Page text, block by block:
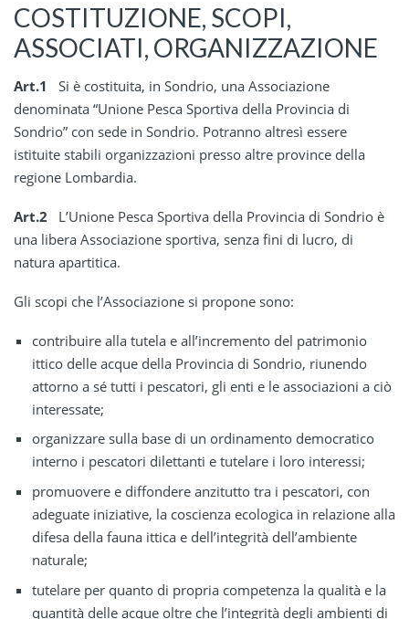
COSTITUZIONE, SCOPI,
ASSOCIATI, ORGANIZZAZIONE
Art.1 Si è costituita, in Sondrio, una Associazione
denominata “Unione Pesca Sportiva della Provincia di
Sondrio” con sede in Sondrio. Potranno altresì essere
istituite stabili organizzazioni presso altre province della
regione Lombardia.
Art.2 L’Unione Pesca Sportiva della Provincia di Sondrio è
una libera Associazione sportiva, senza fini di lucro, di
natura apartitica.
Gli scopi che l’Associazione si propone sono:
contribuire alla tutela e all’incremento del patrimonio
ittico delle acque della Provincia di Sondrio, riunendo
attorno a sé tutti i pescatori, gli enti e le associazioni a ciò
interessate;
organizzare sulla base di un ordinamento democratico
interno i pescatori dilettanti e tutelare i loro interessi;
promuovere e diffondere anzitutto tra i pescatori, con
adeguate iniziative, la coscienza ecologica in relazione alla
difesa della fauna ittica e dell’integrità dell’ambiente
naturale;
tutelare per quanto di propria competenza la qualità e la
quantità delle acque oltre che l’integrità degli ambienti di